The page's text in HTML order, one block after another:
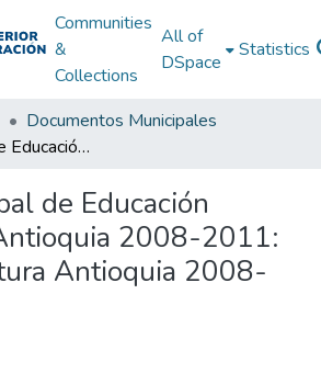
Communities
&
Collections
All of
DSpace
Statistics
Documentos Municipales
Plan Municipal de Educación Angostura Antioquia 2008-2011: PME Angostura Antioquia 2008-2011
de Educación
2008-2011:
Antioquia 2008-